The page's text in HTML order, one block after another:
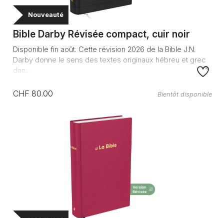
Nouveauté
Bible Darby Révisée compact, cuir noir
Disponible fin août. Cette révision 2026 de la Bible J.N.
Darby donne le sens des textes originaux hébreu et grec
dan...
CHF 80.00 Bientôt disponible